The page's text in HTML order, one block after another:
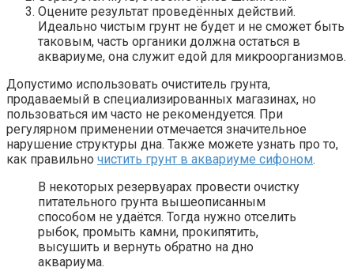
Оцените результат проведённых действий.
Идеально чистым грунт не будет и не сможет быть
таковым, часть органики должна остаться в
аквариуме, она служит едой для микроорганизмов.
Допустимо использовать очиститель грунта,
продаваемый в специализированных магазинах, но
пользоваться им часто не рекомендуется. При
регулярном применении отмечается значительное
нарушение структуры дна. Также можете узнать про то,
как правильно чистить грунт в аквариуме сифоном.
В некоторых резервуарах провести очистку
питательного грунта вышеописанным
способом не удаётся. Тогда нужно отселить
рыбок, промыть камни, прокипятить,
высушить и вернуть обратно на дно
аквариума.